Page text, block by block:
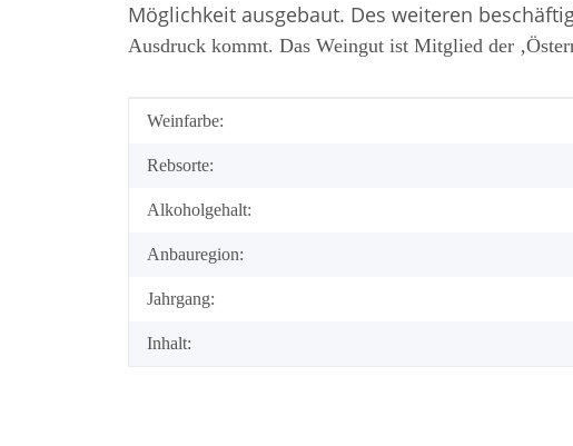
Möglichkeit ausgebaut. Des weiteren
Ausdruck kommt. Das Weingut ist Mitglied der
Produkteigenschaft
Wert
Weinfarbe:
Rebsorte:
Alkoholgehalt:
Anbauregion:
Jahrgang:
Inhalt: